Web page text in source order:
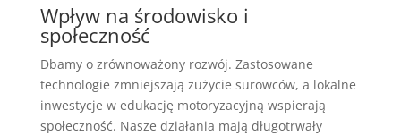
Wpływ na środowisko i
społeczność
Dbamy o zrównoważony rozwój. Zastosowane
technologie zmniejszają zużycie surowców, a lokalne
inwestycje w edukację motoryzacyjną wspierają
społeczność. Nasze działania mają długotrwały